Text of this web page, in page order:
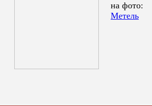
на фото:
Метель